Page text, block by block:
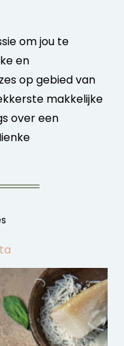
om jou te
en
op gebied van
makkelijke
over een